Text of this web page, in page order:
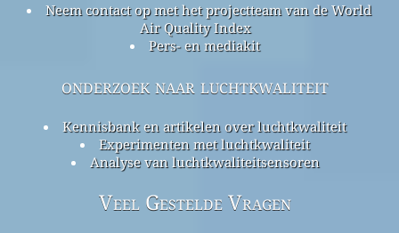
Neem contact op met het projectteam van de World
Air Quality Index
Pers- en mediakit
onderzoek naar luchtkwaliteit
Kennisbank en artikelen over luchtkwaliteit
Experimenten met luchtkwaliteit
Analyse van luchtkwaliteitsensoren
Veel Gestelde Vragen